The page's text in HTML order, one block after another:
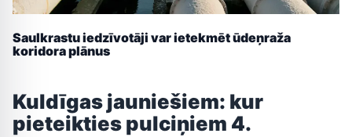
Saulkrastu iedzīvotāji var ietekmēt ūdeņraža
koridora plānus
Kuldīgas jauniešiem: kur
pieteikties pulciņiem 4.